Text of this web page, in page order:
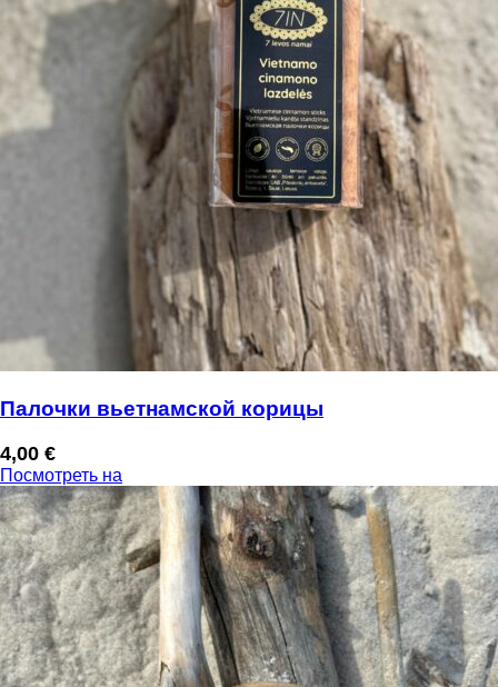
Палочки вьетнамской корицы
4,00 €
Посмотреть на